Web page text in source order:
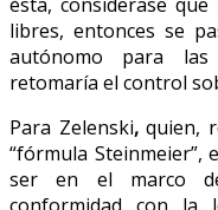
libres, entonces se
autónomo para
retomaría el control
Para Zelenski, quien,
“fórmula Steinmeier”,
ser en el marco